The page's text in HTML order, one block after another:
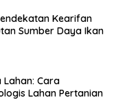
Kearifan
Sumber Daya Ikan
Lahan: Cara
Lahan Pertanian